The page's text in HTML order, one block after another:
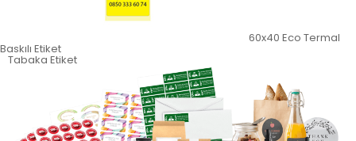
60x40 Eco Termal
Baskılı Etiket
Tabaka Etiket